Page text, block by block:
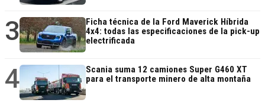
3
Ficha técnica de la Ford Maverick Híbrida
4x4: todas las especificaciones de la pick-up
electrificada
4
Scania suma 12 camiones Super G460 XT
para el transporte minero de alta montaña